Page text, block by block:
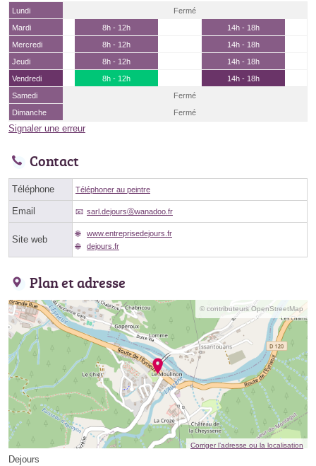
Lundi
Fermé
Mardi
8h - 12h
14h - 18h
Mercredi
8h - 12h
14h - 18h
Jeudi
8h - 12h
14h - 18h
Vendredi
8h - 12h
14h - 18h
Samedi
Fermé
Dimanche
Fermé
Signaler une erreur
Contact
Téléphone Téléphoner au peintre
Email sarl.dejoursⓐwanadoo.fr
Site web
www.entreprisedejours.fr
dejours.fr
Plan et adresse
© contributeurs OpenStreetMap
Corriger l’adresse ou la localisation
Dejours